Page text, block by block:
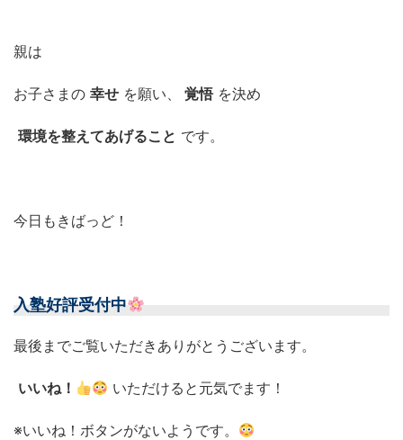
親は
お子さまの 幸せ を願い、 覚悟 を決め
環境を整えてあげること です。
今日もきばっど！
入塾好評受付中
最後までご覧いただきありがとうございます。
いいね！ いただけると元気でます！
※いいね！ボタンがないようです。